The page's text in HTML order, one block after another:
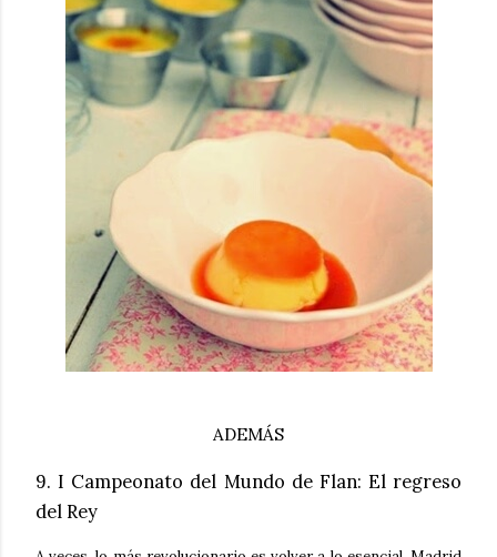
ADEMÁS
9. I Campeonato del Mundo de Flan: El regreso
del Rey